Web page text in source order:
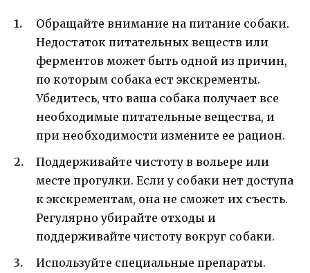
Обращайте внимание на питание собаки.
Недостаток питательных веществ или
ферментов может быть одной из причин,
по которым собака ест экскременты.
Убедитесь, что ваша собака получает все
необходимые питательные вещества, и
при необходимости измените ее рацион.
Поддерживайте чистоту в вольере или
месте прогулки. Если у собаки нет доступа
к экскрементам, она не сможет их съесть.
Регулярно убирайте отходы и
поддерживайте чистоту вокруг собаки.
Используйте специальные препараты.